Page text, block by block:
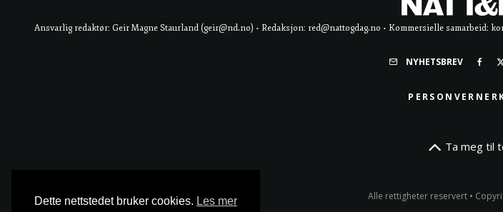
Ansvarlig redaktør: Geir Magne Staurland (geir@nd.no) • Redaksjon: red@nattogdag.no • Kommersielle samarbeid:
NYHETSBREV
Ta meg til
Alle rettigheter reservert •
Dette nettstedet bruker cookies. Les mer